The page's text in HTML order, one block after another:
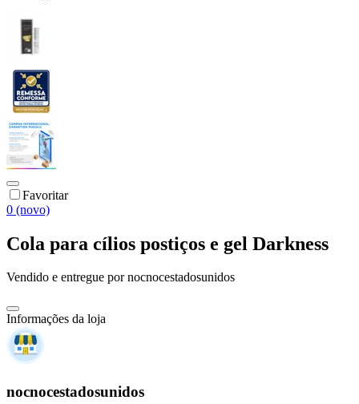
Favoritar
0 (novo)
Cola para cílios postiços e gel Darkness
Vendido e entregue por nocnocestadosunidos
Informações da loja
nocnocestadosunidos